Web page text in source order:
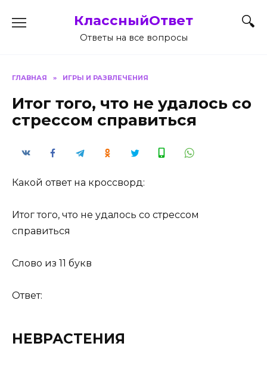
КлассныйОтвет
Ответы на все вопросы
ГЛАВНАЯ » ИГРЫ И РАЗВЛЕЧЕНИЯ
Итог того, что не удалось со
стрессом справиться
Какой ответ на кроссворд:
Итог того, что не удалось со стрессом
справиться
Слово из 11 букв
Ответ:
НЕВРАСТЕНИЯ